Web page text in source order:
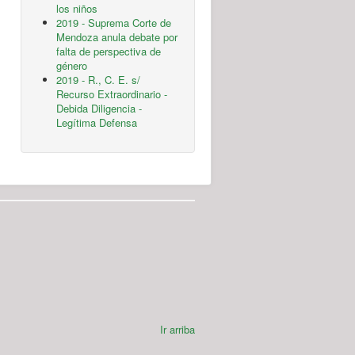
los niños
2019 - Suprema Corte de
Mendoza anula debate por
falta de perspectiva de
género
2019 - R., C. E. s/
Recurso Extraordinario -
Debida Diligencia -
Legítima Defensa
Ir arriba